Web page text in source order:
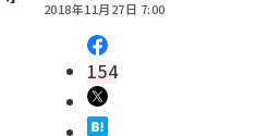
2018年11月27日 7:00
154